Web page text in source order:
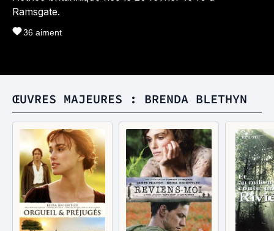
Ramsgate.
36 aiment
ŒUVRES MAJEURES : BRENDA BLETHYN